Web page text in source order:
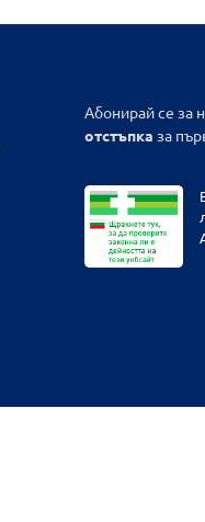
Абонирай се за
отстъпка за